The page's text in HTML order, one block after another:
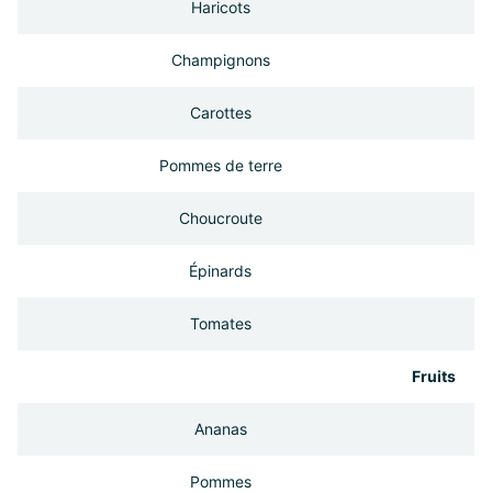
Haricots
Champignons
Carottes
Pommes de terre
Choucroute
Épinards
Tomates
Fruits
Ananas
Pommes